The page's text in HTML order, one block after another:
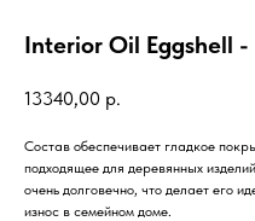
Interior Oil Eggshell -
13340,00 р.
Состав обеспечивает гладкое
подходящее для деревянных
очень долговечно, что делает его
износ в семейном доме.